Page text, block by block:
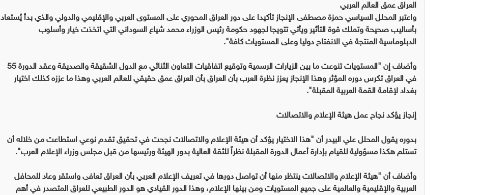
العراق عمق العالم العربي
واعتبر المحلل السياسي حمزة مصطفى الإنجاز تأكيدا على دور العراق المحوري على المستوى العربي والإقليمي والدولي والذي بدأ يُستعاد
بأساليب صحيحة وتملك قوة التأثير ويأتي تتويجا لجهود حكومة رئيس الوزراء محمد شياع السوداني التي اتخذت خيار وأسلوب
الدبلوماسية المنتجة في الانفتاح دوليا وعلى المستويات كافة".
وأضاف إن "المستويات تنوعت ما بين الزيارات الرسمية وتوقيع اتفاقيات التعاون الثنائي مع الدول الشقيقة والصديقة وعقد الدورة 55
في العراق تكرس دوره المؤثر وهذا الإنجاز يعزز نظرة العرب بأن العراق بأن العراق عمق حقيقي للعالم العربي وهذا ما عززه كذلك اختيار
بغداد لإقامة القمة العربية المقبلة".
إنجاز يؤكد نجاح عمل هيئة الإعلام والاتصالات
بدوره يقول المحلل علي البيدر أن "هذا الاختيار يؤكد أن هيئة الإعلام والاتصالات نجحت في تحقيق تقدم نوعي استطاعت من خلاله أن
تستلم هكذا مسؤولية للقيام بإدارة أعمال الدورة المقبلة نظراً للثقة العالية بدور الهيئة ورئيسها من قبل مجلس وزراء الإعلام العرب".
وأضاف أن "هيئة الإعلام والاتصالات ينتظر منها أن تواصل دورها في تعريف الإعلام العربي بأن العراق تعافى واستقر وعاد للمحافل
العربية والإقليمية والعالمية على جميع المستويات ومن بينها الإعلام، وهذا الدور القيادي هو الدور الطبيعي للعراق المتصدر في أهم